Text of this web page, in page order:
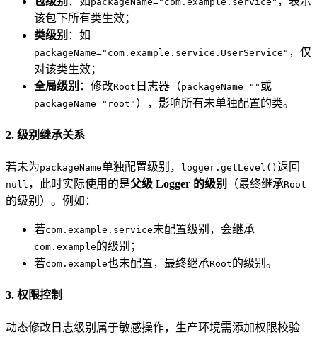
该包下所有类生效；
类级别 ：如
packageName="com.example.service.UserService" ，仅
对该类生效；
全局级别 ：修改Root 日志器（packageName="" 或
packageName="root" ），影响所有未单独配置的类。
2. 级别继承关系
若未为packageName单独配置级别， logger.getLevel() 返回
null ，此时实际使用的是父级 Logger 的级别 （最终继承Root
的级别）。例如：
若com.example.service未配置级别，会继承
com.example的级别；
若com.example也未配置，最终继承Root的级别。
3. 权限控制
动态修改日志级别属于敏感操作，生产环境需添加权限校验